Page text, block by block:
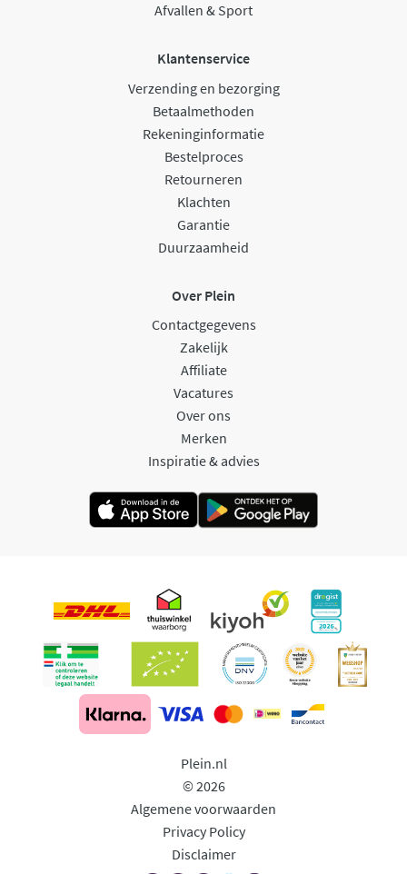
Afvallen & Sport
Klantenservice
Verzending en bezorging
Betaalmethoden
Rekeninginformatie
Bestelproces
Retourneren
Klachten
Garantie
Duurzaamheid
Over Plein
Contactgegevens
Zakelijk
Affiliate
Vacatures
Over ons
Merken
Inspiratie & advies
Plein.nl
© 2026
Algemene voorwaarden
Privacy Policy
Disclaimer